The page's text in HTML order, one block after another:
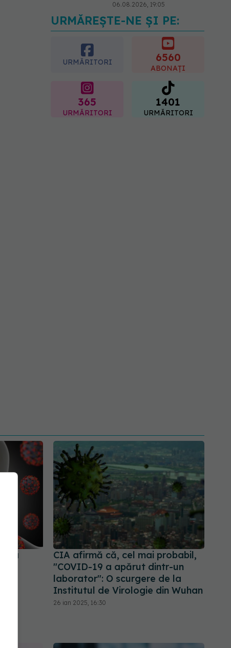
06.08.2026, 19:05
EXCLUSIV Brahiterapie
vs radioterapie externă în
cancerul ginecologic. Dr.
Sorin Bogdan (SANADOR)
explică diferența și cum
acționează tratamentul
URMĂREȘTE-NE ȘI PE:
URMĂRITORI 6560
ABONAȚI
365
URMĂRITORI
1401
URMĂRITORI
CIA afirmă că, cel mai probabil,
"COVID-19 a apărut dintr-un
laborator": O scurgere de la
Institutul de Virologie din Wuhan
26 ian 2025, 16:30